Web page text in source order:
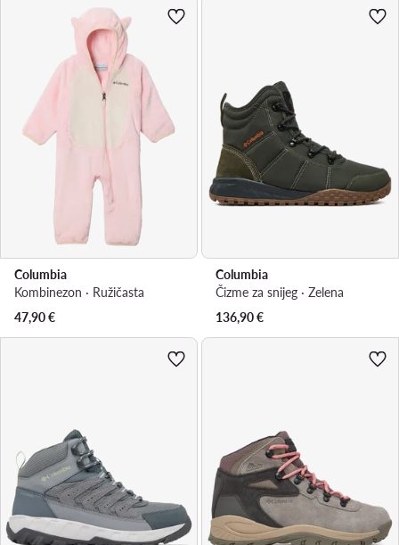
Columbia
Kombinezon · Ružičasta
47,90€
Columbia
Čizme za snijeg · Zelena
136,90€